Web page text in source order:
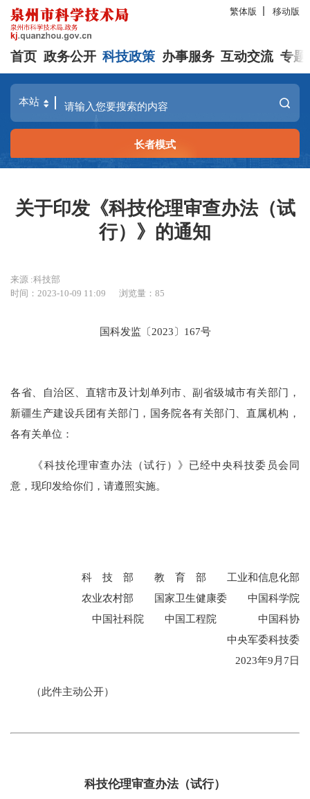
繁体版 移动版
首页 政务公开 科技政策 办事服务 互动交流 专题
长者模式
关于印发《科技伦理审查办法（试
行）》的通知
来源 :科技部
时间：2023-10-09 11:09
浏览量：85
国科发监〔2023〕167号
各省、自治区、直辖市及计划单列市、副省级城市有关部门，
新疆生产建设兵团有关部门，国务院各有关部门、直属机构，
各有关单位：
《科技伦理审查办法（试行）》已经中央科技委员会同
意，现印发给你们，请遵照实施。
科 技 部 教 育 部 工业和信息化部
农业农村部 国家卫生健康委 中国科学院
中国社科院 中国工程院 中国科协
中央军委科技委
2023年9月7日
（此件主动公开）
科技伦理审查办法（试行）